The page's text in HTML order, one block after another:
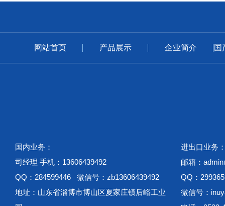
网站首页 产品展示 企业简介 国
国内业务：
司经理 手机：13606439492
QQ：284599446 微信号：zb13606439492
地址：山东省淄博市博山区夏家庄镇后峪工业
进出口业务
邮箱：
QQ：
微信号：